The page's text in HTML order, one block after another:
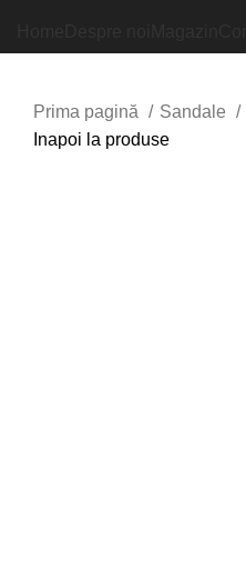
Prima pagină Sandale
Inapoi la produse